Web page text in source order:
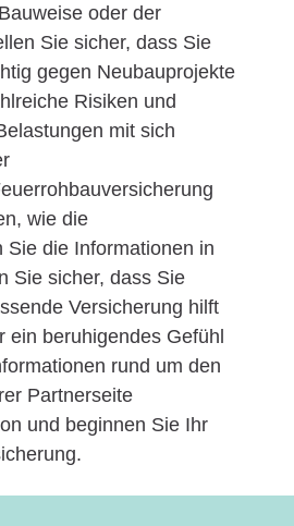
oder der
Sie sicher, dass Sie
gegen Neubauprojekte
Risiken und
mit sich
wie die
die Informationen in
Sie sicher, dass Sie
Versicherung hilft
ein beruhigendes Gefühl
rund um den
Partnerseite
und beginnen Sie Ihr